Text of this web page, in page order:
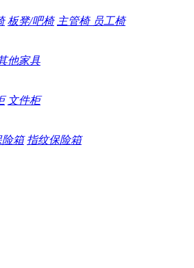
板凳/吧椅 主管椅 员工椅
他家具
文件柜
险箱 指纹保险箱